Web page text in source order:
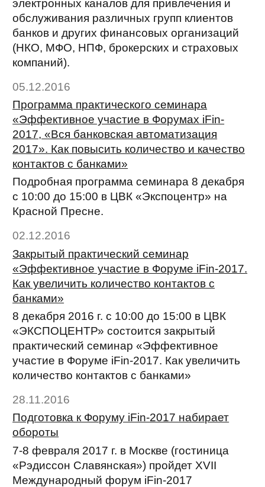
электронных каналов для привлечения и
обслуживания различных групп клиентов
банков и других финансовых организаций
(НКО, МФО, НПФ, брокерских и страховых
компаний).
05.12.2016
Программа практического семинара
«Эффективное участие в Форумах iFin-
2017, «Вся банковская автоматизация
2017». Как повысить количество и качество
контактов с банками»
Подробная программа семинара 8 декабря
с 10:00 до 15:00 в ЦВК «Экспоцентр» на
Красной Пресне.
02.12.2016
Закрытый практический семинар
«Эффективное участие в Форуме iFin-2017.
Как увеличить количество контактов с
банками»
8 декабря 2016 г. с 10:00 до 15:00 в ЦВК
«ЭКСПОЦЕНТР» состоится закрытый
практический семинар «Эффективное
участие в Форуме iFin-2017. Как увеличить
количество контактов с банками»
28.11.2016
Подготовка к Форуму iFin-2017 набирает
обороты
7-8 февраля 2017 г. в Москве (гостиница
«Рэдиссон Славянская») пройдет XVII
Международный форум iFin-2017